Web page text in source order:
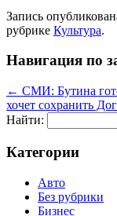
Запись
рубрике Культура.
Навигация по
← СМИ: Бутина
хочет сохранить
Найти:
Категории
Авто
Без рубрики
Бизнес